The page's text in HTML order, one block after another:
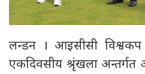
लन्डन । आइसीसी विश्वकप
एकदिवसीय श्रृंखला